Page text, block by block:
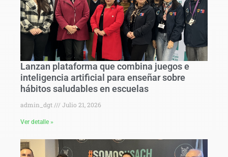
Lanzan plataforma que combina juegos e
inteligencia artificial para enseñar sobre
hábitos saludables en escuelas
admin_dgt Julio 21, 2026
Ver detalle »